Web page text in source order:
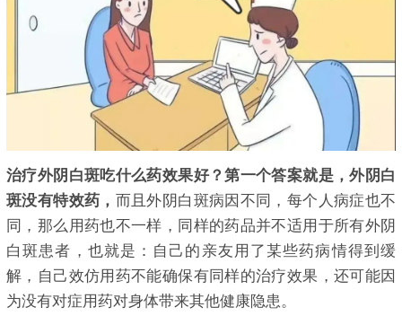
治疗外阴白斑吃什么药效果好？第一个答案就是，外阴白
斑没有特效药， 而且外阴白斑病因不同，每个人病症也不
同，那么用药也不一样，同样的药品并不适用于所有外阴
白斑患者，也就是：自己的亲友用了某些药病情得到缓
解，自己效仿用药不能确保有同样的治疗效果，还可能因
为没有对症用药对身体带来其他健康隐患。